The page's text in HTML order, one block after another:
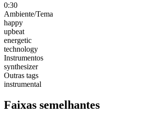
0:30
Ambiente/Tema
happy
upbeat
energetic
technology
Instrumentos
synthesizer
Outras tags
instrumental
Faixas semelhantes